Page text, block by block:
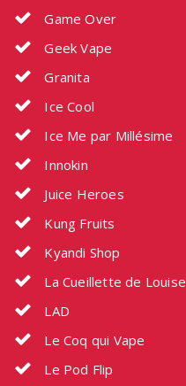
Game Over
Geek Vape
Granita
Ice Cool
Ice Me par Millésime
Innokin
Juice Heroes
Kung Fruits
Kyandi Shop
La Cueillette de Louise
LAD
Le Coq qui Vape
Le Pod Flip